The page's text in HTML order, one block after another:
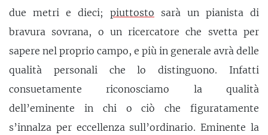
due metri e dieci; piuttosto sarà un pianista di
bravura sovrana, o un ricercatore che svetta per
sapere nel proprio campo, e più in generale avrà delle
qualità personali che lo distinguono. Infatti
consuetamente riconosciamo la qualità
dell’eminente in chi o ciò che figuratamente
s’innalza per eccellenza sull’ordinario. Eminente la